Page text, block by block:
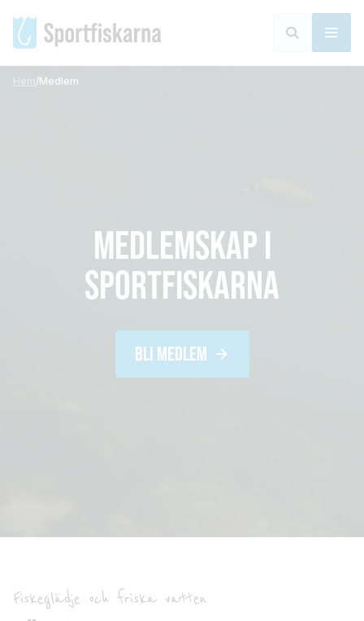
Hem/Medlem
MEDLEMSKAP I
SPORTFISKARNA
BLI MEDLEM
Fiskeglädje och friska vatten